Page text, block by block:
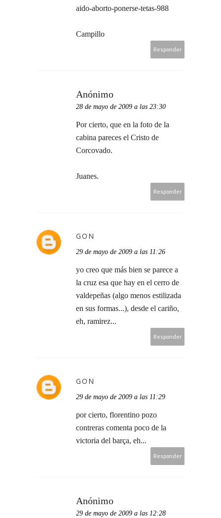
aido-aborto-ponerse-tetas-988
Campillo
Responder
Anónimo
28 de mayo de 2009 a las 23:30
Por cierto, que en la foto de la
cabina pareces el Cristo de
Corcovado.
Juanes.
Responder
GON
29 de mayo de 2009 a las 11:26
yo creo que más bien se parece a
la cruz esa que hay en el cerro de
valdepeñas (algo menos estilizada
en sus formas...), desde el cariño,
eh, ramirez...
Responder
GON
29 de mayo de 2009 a las 11:29
por cierto, florentino pozo
contreras comenta poco de la
victoria del barça, eh...
Responder
Anónimo
29 de mayo de 2009 a las 12:28